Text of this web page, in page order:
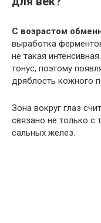
С возрастом
выработка
не такая
тонус, поэтому
дряблость кожного
Зона вокруг глаз
связано не только с
сальных желез.